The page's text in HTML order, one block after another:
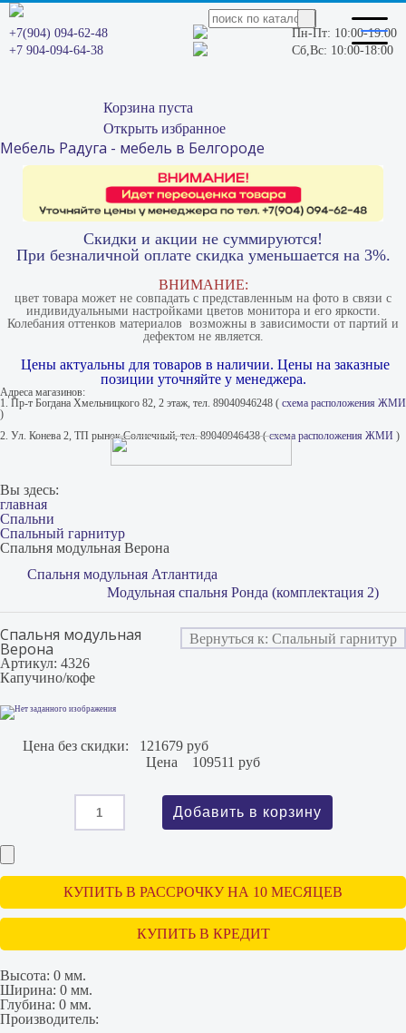
+7(904) 094-62-48
+7 904-094-64-38
Пн-Пт: 10:00-19:00
Сб,Вс: 10:00-18:00
Корзина пуста
Открыть избранное
Мебель Радуга - мебель в Белгороде
Скидки и акции не суммируются!
При безналичной оплате скидка уменьшается на 3%.
ВНИМАНИЕ:
цвет товара может не совпадать с представленным на фото в связи с
индивидуальными настройками цветов монитора и его яркости.
Колебания оттенков материалов​ ​ возможны в зависимости от партий и
дефектом не является.
Цены актуальны для товаров в наличии. Цены на заказные
позиции уточняйте у менеджера.
Адреса магазинов:
1. Пр-т Богдана Хмельницкого 82, 2 этаж, тел. 89040946248 ( схема расположения ЖМИ
)
2. Ул. Конева 2, ТП рынок Солнечный, тел. 89040946438 (схема расположения ЖМИ )
Вы здесь:
главная
Спальни
Спальный гарнитур
Спальня модульная Верона
Спальня модульная Атлантида
Модульная спальня Ронда (комплектация 2)
Вернуться к: Спальный гарнитур
Спальня модульная
Верона
Артикул: 4326
Капучино/кофе
Цена без скидки:
121679 руб
Цена
109511 руб
КУПИТЬ В РАССРОЧКУ НА 10 МЕСЯЦЕВ
КУПИТЬ В КРЕДИТ
Высота: 0 мм.
Ширина: 0 мм.
Глубина: 0 мм.
Производитель: